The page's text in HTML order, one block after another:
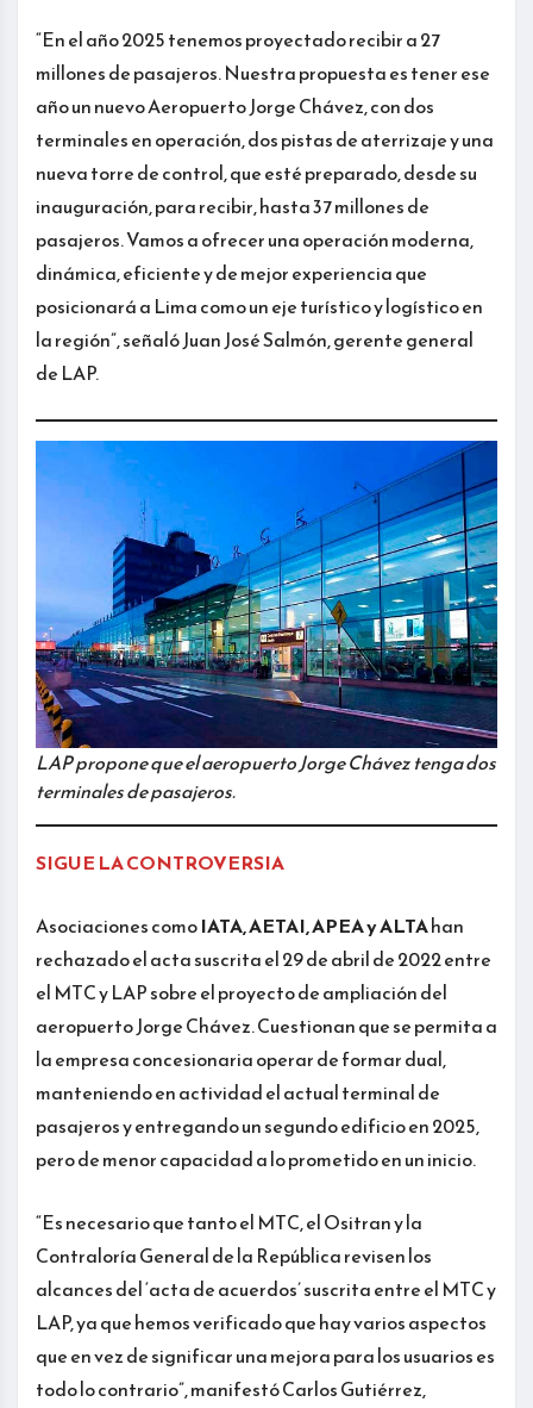
“En el año 2025 tenemos proyectado recibir a 27
millones de pasajeros. Nuestra propuesta es tener ese
año un nuevo Aeropuerto Jorge Chávez, con dos
terminales en operación, dos pistas de aterrizaje y una
nueva torre de control, que esté preparado, desde su
inauguración, para recibir, hasta 37 millones de
pasajeros. Vamos a ofrecer una operación moderna,
dinámica, eficiente y de mejor experiencia que
posicionará a Lima como un eje turístico y logístico en
la región”, señaló Juan José Salmón, gerente general
de LAP.
LAP propone que el aeropuerto Jorge Chávez tenga dos
terminales de pasajeros.
SIGUE LA CONTROVERSIA
Asociaciones comoIATA, AETAI, APEA y ALTAhan
rechazado el acta suscrita el 29 de abril de 2022 entre
el MTC y LAP sobre el proyecto de ampliación del
aeropuerto Jorge Chávez. Cuestionan que se permita a
la empresa concesionaria operar de formar dual,
manteniendo en actividad el actual terminal de
pasajeros y entregando un segundo edificio en 2025,
pero de menor capacidad a lo prometido en un inicio.
“Es necesario que tanto el MTC, el Ositran y la
Contraloría General de la Repúblicarevisen los
alcances del ‘acta de acuerdos’ suscrita entre el MTC y
LAP, ya que hemos verificado que hay varios aspectos
que en vez de significar una mejora para los usuarios es
todo lo contrario”, manifestó Carlos Gutiérrez,